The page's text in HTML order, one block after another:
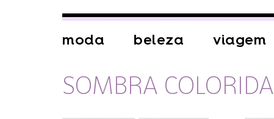
moda beleza viagem
SOMBRA COLORIDA